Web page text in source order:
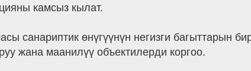
камсыз кылат.
санариптик өнүгүүнүн негизги багыттарын
жана маанилүү объектилерди коргоо.